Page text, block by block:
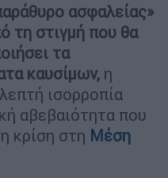
ασφαλείας»
τη στιγμή που θα
τα
καυσίμων, η
ισορροπία
αβεβαιότητα που
κρίση στη Μέση